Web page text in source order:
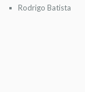
Rodrigo Batista